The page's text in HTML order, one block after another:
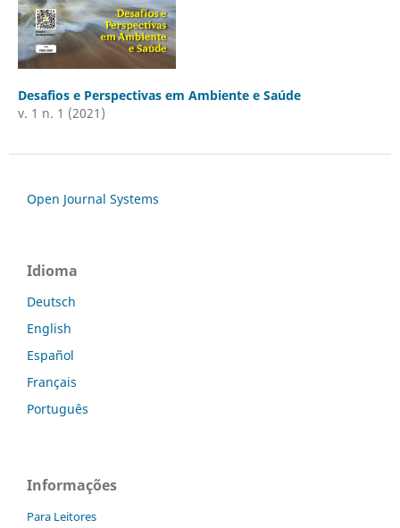
Desafios e Perspectivas em Ambiente e Saúde
v. 1 n. 1 (2021)
Open Journal Systems
Idioma
Deutsch
English
Español
Français
Português
Informações
Para Leitores